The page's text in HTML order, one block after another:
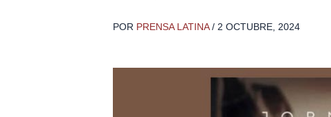
POR PRENSA LATINA/ 2 OCTUBRE, 2024